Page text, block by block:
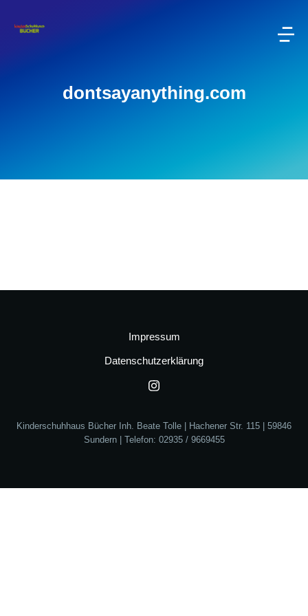
dontsayanything.com
Impressum
Datenschutzerklärung
Kinderschuhhaus Bücher Inh. Beate Tolle | Hachener Str. 115 | 59846
Sundern | Telefon: 02935 / 9669455